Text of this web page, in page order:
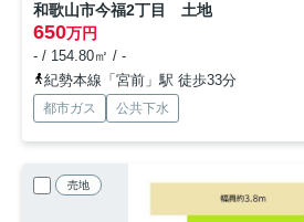
和歌山市今福2丁目 土地
650万円
- / 154.80㎡ / -
紀勢本線「宮前」駅 徒歩33分
都市ガス 公共下水
売地